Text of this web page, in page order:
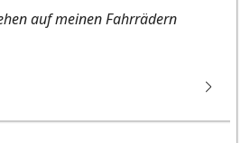
auf meinen Fahrrädern